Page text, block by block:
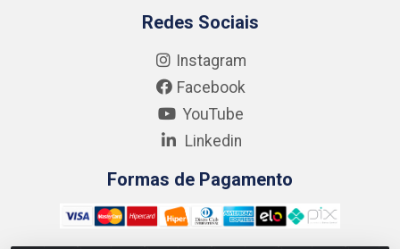
Redes Sociais
Instagram
Facebook
YouTube
Linkedin
Formas de Pagamento